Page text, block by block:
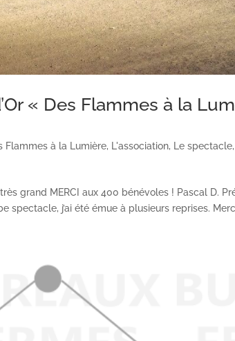
« Des Flammes à la
Flammes à la Lumière, L'association, Le spectacle,
grand MERCI aux 400 bénévoles ! Pascal D.
spectacle, j’ai été émue à plusieurs reprises.